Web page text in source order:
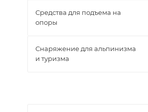
Средства для подъема на
опоры
Снаряжение для альпинизма
и туризма